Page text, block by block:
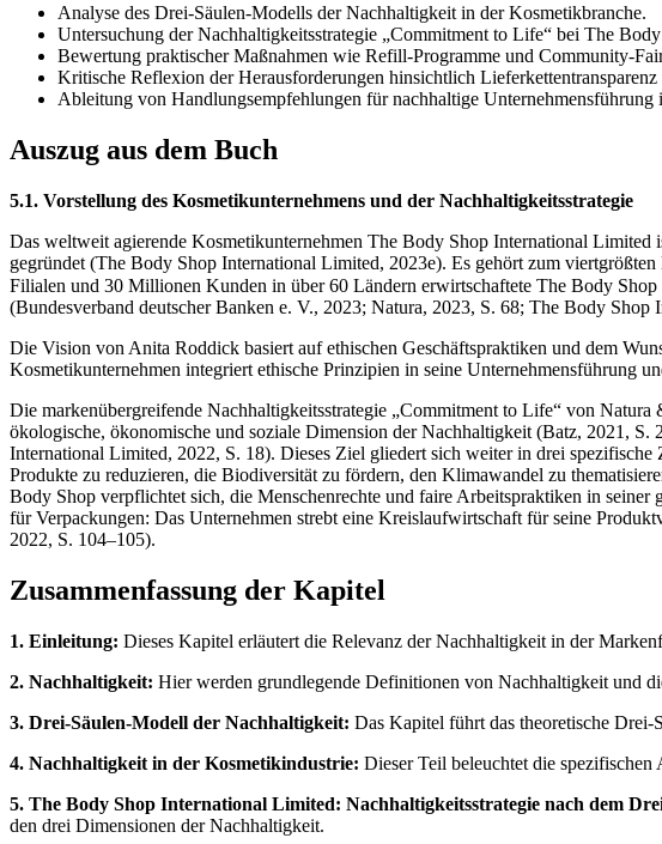
Analyse des Drei-Säulen-Modells der Nachhaltigkeit in der Kosmetikbranche.
Untersuchung der Nachhaltigkeitsstrategie „Commitment to Life“ bei The
Bewertung praktischer Maßnahmen wie Refill-Programme und Community-
Kritische Reflexion der Herausforderungen hinsichtlich
Ableitung von Handlungsempfehlungen für nachhaltige Unternehmensführung
Auszug aus dem Buch
5.1. Vorstellung des Kosmetikunternehmens und der Nachhaltigkeitsstrategie
Das weltweit agierende Kosmetikunternehmen The Body Shop International
gegründet (The Body Shop International Limited, 2023e). Es gehört zum
Filialen und 30 Millionen Kunden in über 60 Ländern erwirtschaftete The Body
(Bundesverband deutscher Banken e. V., 2023; Natura, 2023, S. 68; The Body Shop
Die Vision von Anita Roddick basiert auf ethischen Geschäftspraktiken und dem
Kosmetikunternehmen integriert ethische Prinzipien in seine Unternehmensführung
Die markenübergreifende Nachhaltigkeitsstrategie „Commitment to Life“ von
ökologische, ökonomische und soziale Dimension der Nachhaltigkeit (Batz, 2021,
International Limited, 2022, S. 18). Dieses Ziel gliedert sich weiter in drei
Produkte zu reduzieren, die Biodiversität zu fördern, den Klimawandel zu
Body Shop verpflichtet sich, die Menschenrechte und faire Arbeitspraktiken in
für Verpackungen: Das Unternehmen strebt eine Kreislaufwirtschaft für seine
2022, S. 104–105).
Zusammenfassung der Kapitel
1. Einleitung: Dieses Kapitel erläutert die Relevanz der Nachhaltigkeit in der
2. Nachhaltigkeit: Hier werden grundlegende Definitionen von Nachhaltigkeit und
3. Drei-Säulen-Modell der Nachhaltigkeit: Das Kapitel führt das theoretische
4. Nachhaltigkeit in der Kosmetikindustrie: Dieser Teil beleuchtet die
5. The Body Shop International Limited: Nachhaltigkeitsstrategie nach dem
den drei Dimensionen der Nachhaltigkeit.